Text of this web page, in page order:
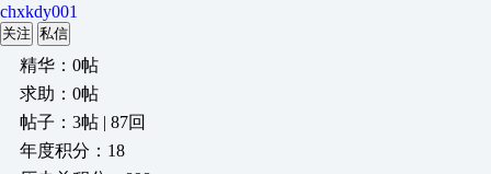
chxkdy001
关注 私信
精华：0帖
求助：0帖
帖子：3帖 | 87回
年度积分：18